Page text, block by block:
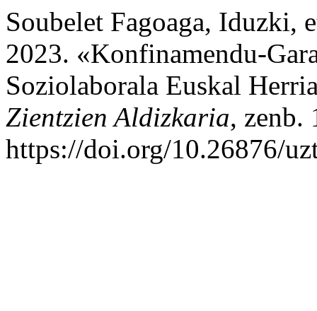
Soubelet Fagoaga, Iduzki,
2023. «Konfinamendu-
Soziolaborala Euskal
Zientzien Aldizkaria, zenb.
https://doi.org/10.26876/